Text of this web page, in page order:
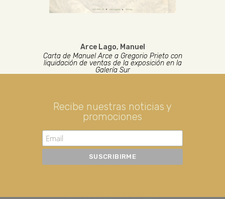
Arce Lago, Manuel
Carta de Manuel Arce a Gregorio Prieto con
liquidación de ventas de la exposición en la
Galería Sur
Recibe nuestras noticias y
promociones